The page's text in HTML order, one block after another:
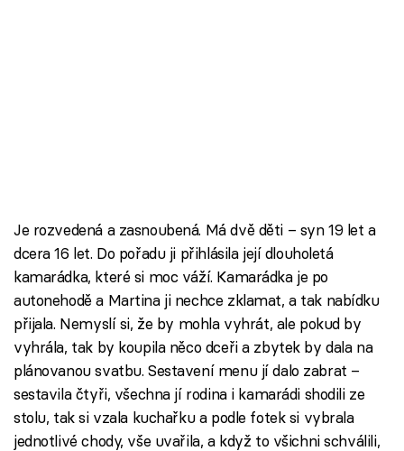
Přihlášení
Sledujte nás
Je rozvedená a zasnoubená. Má dvě děti – syn 19 let a
dcera 16 let. Do pořadu ji přihlásila její dlouholetá
kamarádka, které si moc váží. Kamarádka je po
autonehodě a Martina ji nechce zklamat, a tak nabídku
přijala. Nemyslí si, že by mohla vyhrát, ale pokud by
vyhrála, tak by koupila něco dceři a zbytek by dala na
plánovanou svatbu. Sestavení menu jí dalo zabrat –
sestavila čtyři, všechna jí rodina i kamarádi shodili ze
stolu, tak si vzala kuchařku a podle fotek si vybrala
jednotlivé chody, vše uvařila, a když to všichni schválili,